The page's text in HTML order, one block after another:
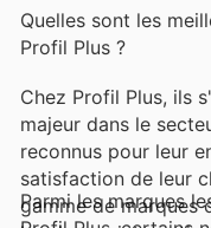
Quelles sont les
Profil Plus ?
Chez Profil Plus, ils
majeur dans le
reconnus pour leur
satisfaction de leur
gamme de marques
Parmi les marques